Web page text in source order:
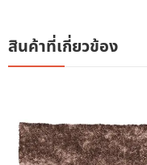
สินค้าที่เกี่ยวข้อง